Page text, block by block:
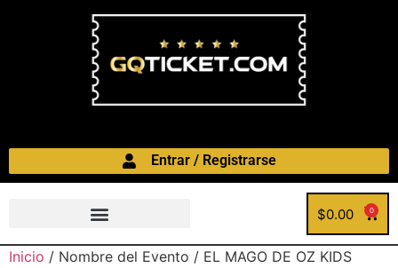
Entrar / Registrarse
$0.00 0
Inicio / Nombre del Evento / EL MAGO DE OZ KIDS